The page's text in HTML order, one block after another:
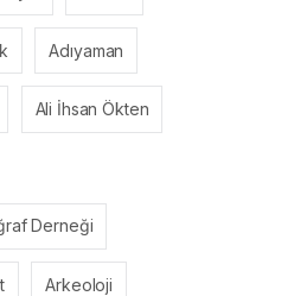
Adıyaman
Ali İhsan Ökten
Derneği
Arkeoloji